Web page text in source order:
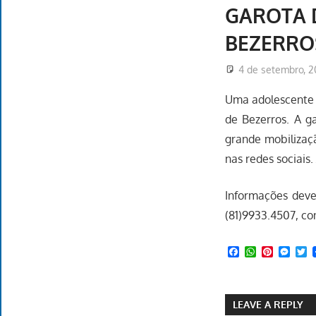
GAROTA
4 de setembro,
Uma
de Bezerros. A
grande
nas redes
Informações
(81)9933.4507,
Facebook
WhatsApp
LEAVE A REPLY